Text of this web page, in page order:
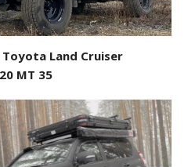
Land Cruiser
MT 35